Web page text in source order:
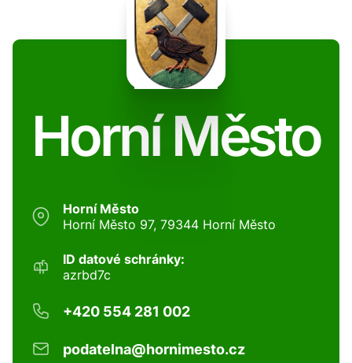
Horní Město
Horní Město
Horní Město 97, 79344 Horní Město
ID datové schránky:
azrbd7c
+420 554 281 002
podatelna@hornimesto.cz